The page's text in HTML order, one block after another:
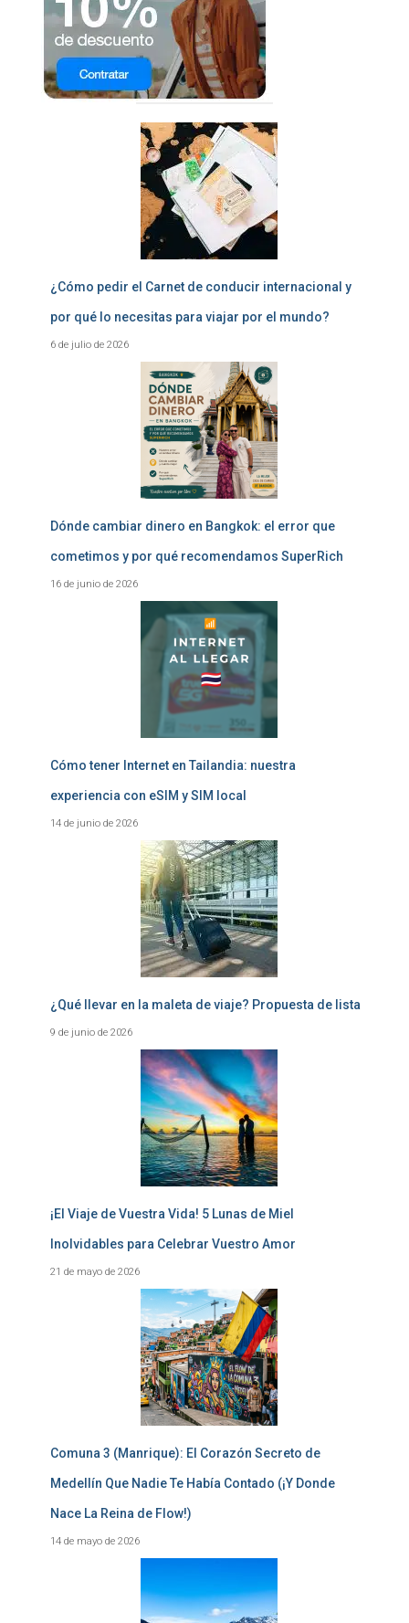
¿Cómo pedir el Carnet de conducir internacional y
por qué lo necesitas para viajar por el mundo?
6 de julio de 2026
Dónde cambiar dinero en Bangkok: el error que
cometimos y por qué recomendamos SuperRich
16 de junio de 2026
Cómo tener Internet en Tailandia: nuestra
experiencia con eSIM y SIM local
14 de junio de 2026
¿Qué llevar en la maleta de viaje? Propuesta de lista
9 de junio de 2026
¡El Viaje de Vuestra Vida! 5 Lunas de Miel
Inolvidables para Celebrar Vuestro Amor
21 de mayo de 2026
Comuna 3 (Manrique): El Corazón Secreto de
Medellín Que Nadie Te Había Contado (¡Y Donde
Nace La Reina de Flow!)
14 de mayo de 2026